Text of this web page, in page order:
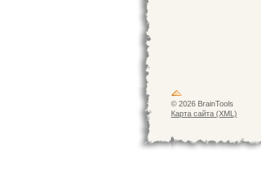
© 2026 BrainTools
Карта сайта (XML)